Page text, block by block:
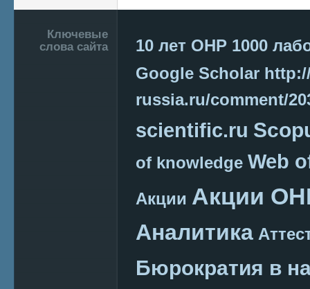
Подвал
Ключевые
слова сайта
10 лет ОНР 1000
Google Scholar
russia.ru/comment/
scientific.ru
of knowledge Web
Акции Акции
Аналитика
Бюрократия в